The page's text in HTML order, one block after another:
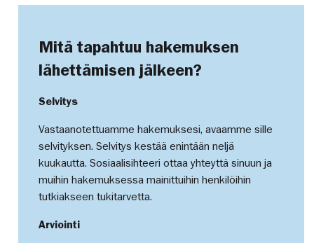
Mitä tapahtuu hakemuksen
lähettämisen jälkeen?
Selvitys
Vastaanotettuamme hakemuksesi, avaamme sille
selvityksen. Selvitys kestää enintään neljä
kuukautta. Sosiaalisihteeri ottaa yhteyttä sinuun ja
muihin hakemuksessa mainittuihin henkilöihin
tutkiakseen tukitarvetta.
Arviointi